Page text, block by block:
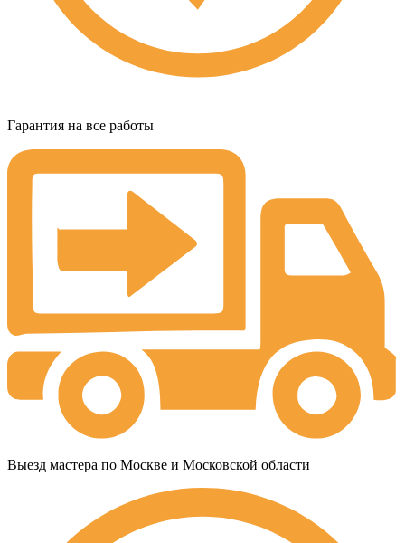
Гарантия на все работы
Выезд мастера по Москве и Московской области